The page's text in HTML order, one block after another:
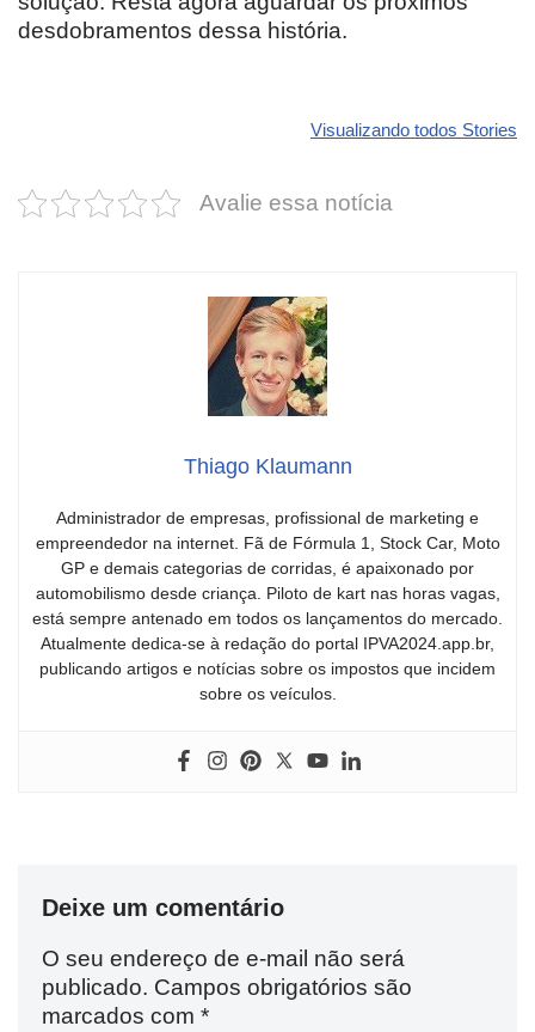
desdobramentos dessa história.
Visualizando todos Stories
2025!
Dodge pode ter
de emoção
que
Avalie essa notícia
Thiago Klaumann
Administrador de empresas, profissional de marketing e
empreendedor na internet. Fã de Fórmula 1, Stock Car, Moto
GP e demais categorias de corridas, é apaixonado por
automobilismo desde criança. Piloto de kart nas horas vagas,
está sempre antenado em todos os lançamentos do mercado.
Atualmente dedica-se à redação do portal IPVA2024.app.br,
publicando artigos e notícias sobre os impostos que incidem
sobre os veículos.
Deixe um comentário
O seu endereço de e-mail não será
publicado. Campos obrigatórios são
marcados com *